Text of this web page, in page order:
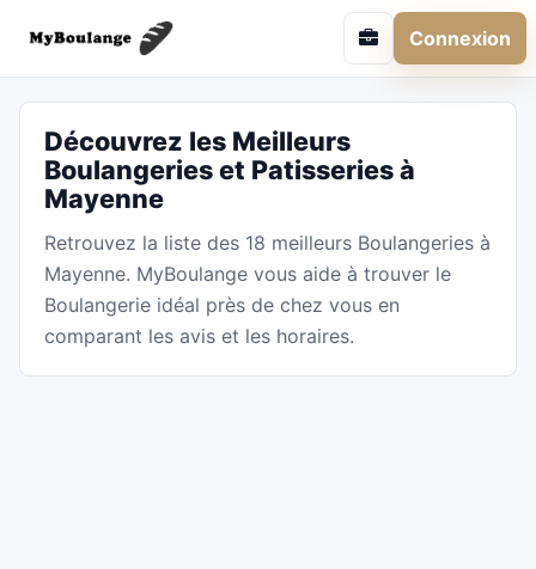
Connexion
Découvrez les Meilleurs
Boulangeries et Patisseries à
Mayenne
Retrouvez la liste des 18 meilleurs Boulangeries à
Mayenne. MyBoulange vous aide à trouver le
Boulangerie idéal près de chez vous en
comparant les avis et les horaires.